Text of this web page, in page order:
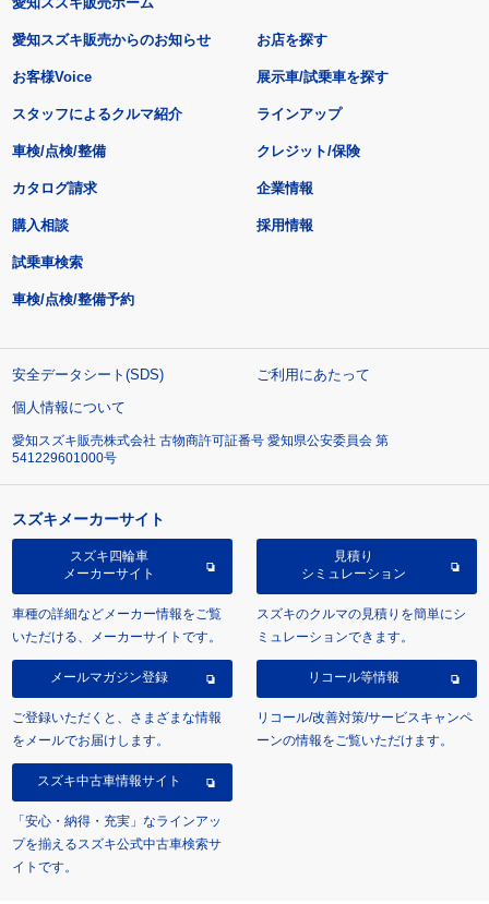
愛知スズキ販売からのお知らせ
お客様Voice
スタッフによるクルマ紹介
お店を探す
展示車/試乗車を探す
ラインアップ
車検/点検/整備 クレジット/保険
カタログ請求
購入相談
試乗車検索
車検/点検/整備予約
企業情報
採用情報
安全データシート(SDS)
ご利用にあたって
個人情報について
愛知スズキ販売株式会社 古物商許可証番号 愛知県公安委員会 第
541229601000号
スズキメーカーサイト
スズキ四輪車
メーカーサイト
車種の詳細などメーカー情報をご覧
いただける、メーカーサイトです。
見積り
シミュレーション
スズキのクルマの見積りを簡単にシ
ミュレーションできます。
メールマガジン登録
ご登録いただくと、さまざまな情報
をメールでお届けします。
リコール等情報
リコール/改善対策/サービスキャンペ
ーンの情報をご覧いただけます。
スズキ中古車情報サイト
「安心・納得・充実」なラインアッ
プを揃えるスズキ公式中古車検索サ
イトです。